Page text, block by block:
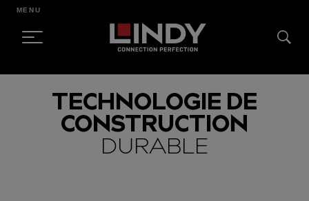
MENU
TECHNOLOGIE DE
CONSTRUCTION
DURABLE